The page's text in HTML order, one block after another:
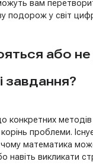
вам
подорож у світ
або
завдання?
конкретних
проблеми.
математика
навіть викликати